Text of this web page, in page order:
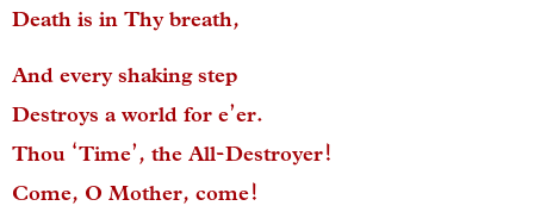
Death is in Thy breath,
And every shaking step
Destroys a world for e’er.
Thou ‘Time’, the All-Destroyer!
Come, O Mother, come!